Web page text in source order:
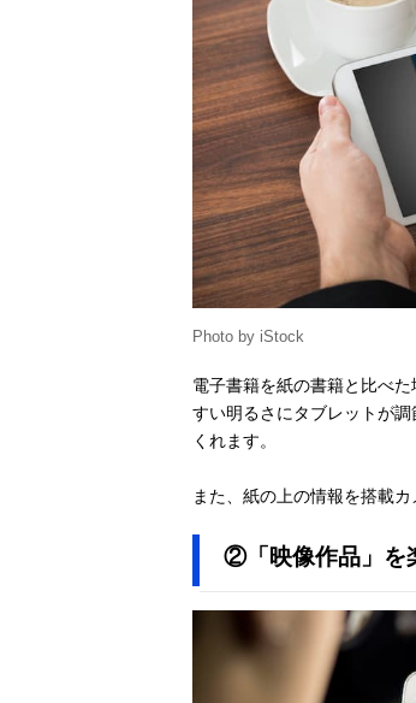
Photo by iStock
電子書籍を紙の書籍と比べ
すい明るさにタブレットが調
くれます。
また、紙の上の情報を搭載
②「映像作品」を